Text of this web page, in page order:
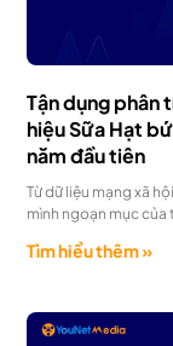
Tận dụng phân
hiệu Sữa Hạt
năm đầu tiên
Từ dữ liệu mạng xã
mình ngoạn mục
Tìm hiểu thêm »